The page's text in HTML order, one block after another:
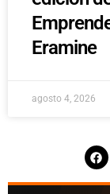
Eramine
agosto 4, 2026